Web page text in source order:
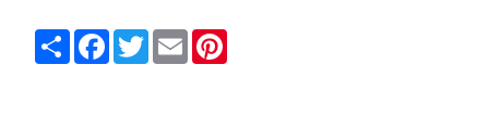
ShareFacebook
TwitterEmail